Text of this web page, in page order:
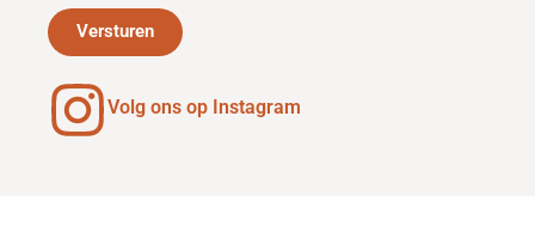
Versturen
Volg ons op Instagram